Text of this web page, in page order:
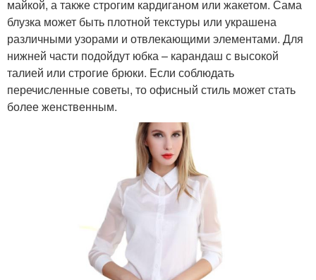
майкой, а также строгим кардиганом или жакетом. Сама
блузка может быть плотной текстуры или украшена
различными узорами и отвлекающими элементами. Для
нижней части подойдут юбка – карандаш с высокой
талией или строгие брюки. Если соблюдать
перечисленные советы, то офисный стиль может стать
более женственным.